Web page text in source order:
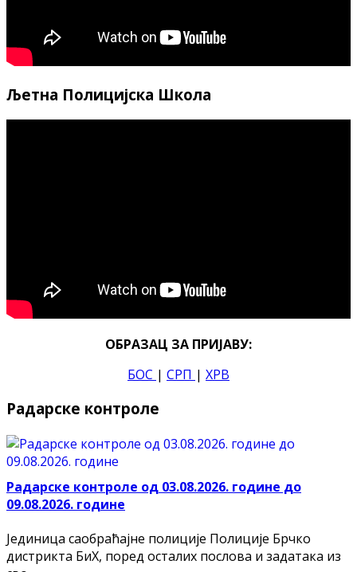
Љетна Полицијска Школа
ОБРАЗАЦ ЗА ПРИЈАВУ:
БОС | СРП | ХРВ
Радарске контроле
Радарске контроле од 03.08.2026. године до
09.08.2026. године
Јединица саобраћајне полиције Полиције Брчко
дистрикта БиХ, поред осталих послова и задатака из